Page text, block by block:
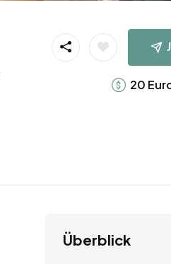
20
Überblick